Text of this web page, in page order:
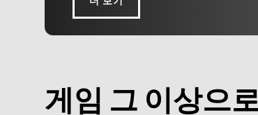
게임 그 이상으로